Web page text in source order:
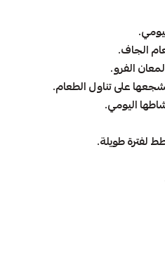
الجاف.
الفرو.
على تناول الطعام.
اليومي.